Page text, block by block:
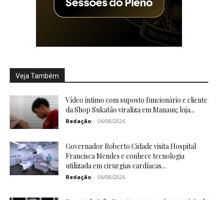
Veja Também
Vídeo íntimo com suposto funcionário e cliente
da Shop Sukatão viraliza em Manaus; loja...
Redação - 06/08/2026
Governador Roberto Cidade visita Hospital
Francisca Mendes e conhece tecnologia
utilizada em cirurgias cardíacas...
Redação - 06/08/2026